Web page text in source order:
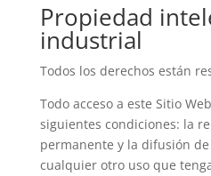
Propiedad
industrial
Todos los derechos están
Todo acceso a este Sitio
siguientes condiciones: la
permanente y la difusión
cualquier otro uso que